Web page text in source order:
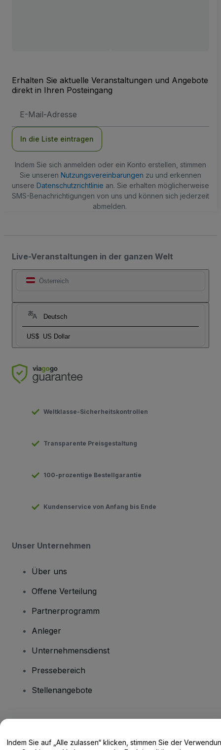
Erhalten Sie aktuelle Veranstaltungen und Angebote
direkt in Ihren Posteingang
Mail-
In die Liste eintragen
Indem Sie sich anmelden oder ein Konto erstellen, stimmen
Sie unseren Nutzungsvereinbarungen zu und erkennen
unsere Datenschutzrichtlinie an. Sie erhalten möglicherweise
SMS-Benachrichtigungen von uns und können sich jederzeit
abmelden.
Live-Veranstaltungen in der ganzen Welt
Österreich
Deutsch
US$ US Dollar
Weltklasse-Sicherheitskontrollen
Transparente Preisgestaltung
100-prozentige Bestellgarantie
Kundenservice von Anfang bis Ende
Unser Unternehmen
Über uns
Offene Verteilung
Partnerprogramm
Anleger
Unternehmensdienst
Pressebereich
Stellenangebote
Indem Sie auf „Alle zulassen“ klicken, stimmen Sie der